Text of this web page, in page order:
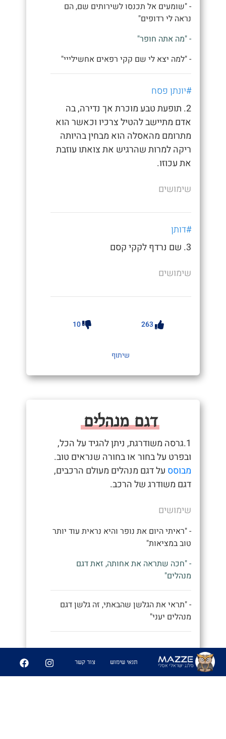
- "שומעים אל תכנסו לשירותים שם, הם
נראה לי רדופים"
- "מה אתה חופר"
- "למה יצא לי שם קקי רפאים אחשילייי"
#יונתן פסח
2. תופעת טבע מוכרת אך נדירה, בה
אדם מתיישב להטיל צרכיו וכאשר הוא
מתרומם מהאסלה הוא מבחין בהיותה
ריקה למרות שהרגיש את צואתו עוזבת
את עכוזו.
שימושים
#דותן
3. שם נרדף לקקי קסם
שימושים
263
10
שיתוף
דגם מנהלים
1.גרסה משודרגת, ניתן להגיד על הכל,
ובפרט על בחור או בחורה שנראים טוב.
מבוסס על דגם מנהלים מעולם הרכבים,
דגם משודרג של הרכב.
שימושים
- "ראיתי היום את נופר והיא נראית עוד יותר
טוב במציאות"
- "חכה שתראה את אחותה, זאת דגם
מנהלים"
- "תראי את הגלשן שהבאתי, זה גלשן דגם
מנהלים יעני"
9 תנאי שימוש צור קשר